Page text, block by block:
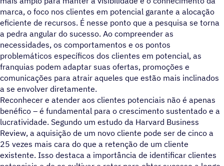
marca, o foco nos clientes em potencial garante a alocação
eficiente de recursos. É nesse ponto que a pesquisa se torna
a pedra angular do sucesso. Ao compreender as
necessidades, os comportamentos e os pontos
problemáticos específicos dos clientes em potencial, as
franquias podem adaptar suas ofertas, promoções e
comunicações para atrair aqueles que estão mais inclinados
a se envolver diretamente.
Reconhecer e atender aos clientes potenciais não é apenas
benéfico – é fundamental para o crescimento sustentado e a
lucratividade. Segundo um estudo da Harvard Business
Review, a aquisição de um novo cliente pode ser de cinco a
25 vezes mais cara do que a retenção de um cliente
existente. Isso destaca a importância de identificar clientes